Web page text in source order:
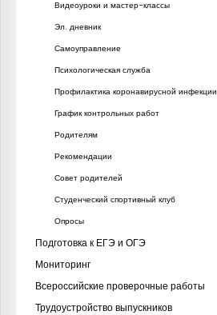
Видеоуроки и мастер-классы
Эл. дневник
Самоуправление
Психологическая служба
Профилактика коронавирусной инфекции
График контрольных работ
Родителям
Рекомендации
Совет родителей
Студенческий спортивный клуб
Опросы
Подготовка к ЕГЭ и ОГЭ
Мониторинг
Всероссийские проверочные работы
Трудоустройство выпускников